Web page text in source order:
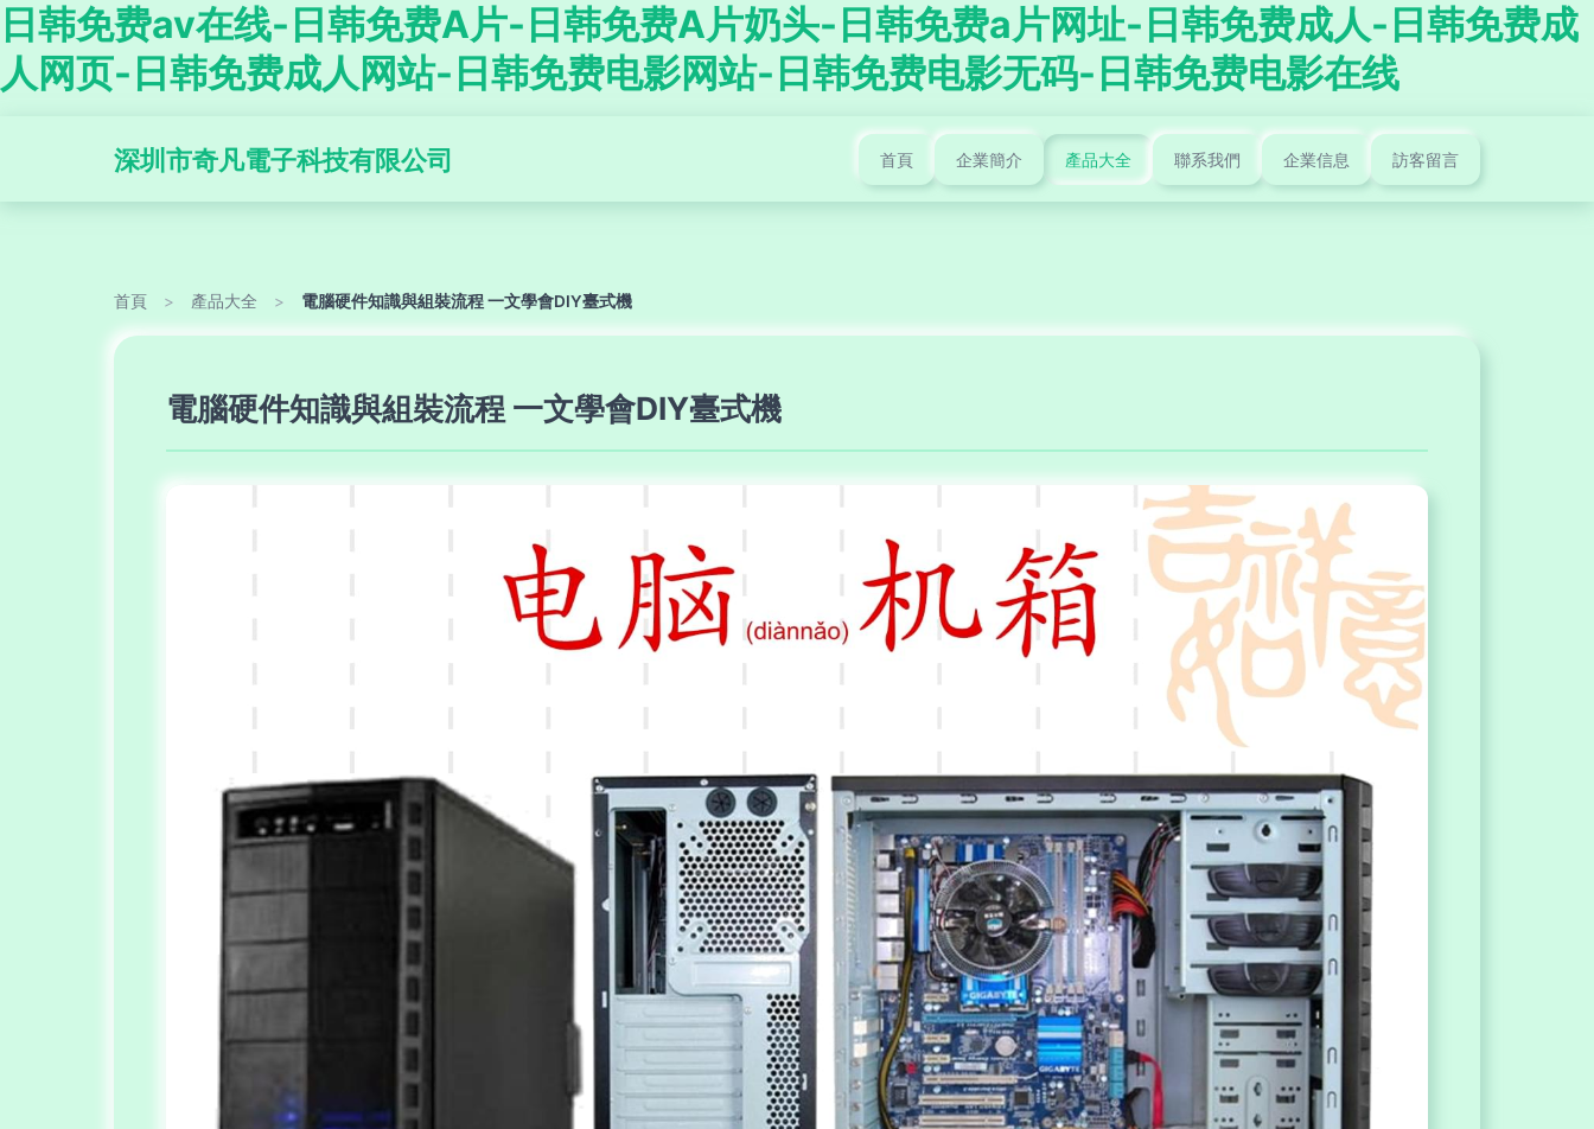
日韩免费av在线-日韩免费A片-日韩免费A片奶头-日韩免费a片网址-日韩免费成人-日韩免费成
人网页-日韩免费成人网站-日韩免费电影网站-日韩免费电影无码-日韩免费电影在线
深圳市奇凡電子科技有限公司 首頁 企業簡介 產品大全 聯系我們 企業信息 訪客留言
首頁 > 產品大全 > 電腦硬件知識與組裝流程 一文學會DIY臺式機
電腦硬件知識與組裝流程 一文學會DIY臺式機